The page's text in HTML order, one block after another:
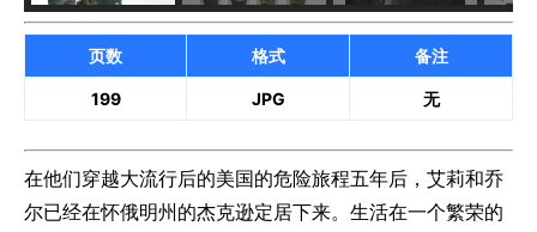
页数 格式 备注
199 JPG 无
在他们穿越大流行后的美国的危险旅程五年后，艾莉和乔
尔已经在怀俄明州的杰克逊定居下来。生活在一个繁荣的